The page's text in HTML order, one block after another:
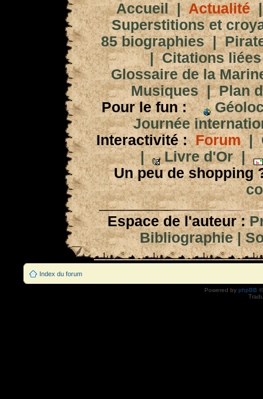
Accueil|Actualité
Superstitions et
85 biographies|
|Citations
Glossaire de la
Musiques|Plan
Pour le fun :
Journée
Interactivité : Forum|
|
Livre d'Or|
Un peu de shopping
Espace de l'auteur :
Bibliographie|
Index du forum
Powered by phpBB